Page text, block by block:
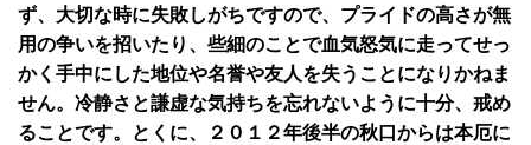
ず、大切な時に失敗しがちですので、プライドの高さが無
用の争いを招いたり、些細のことで血気怒気に走ってせっ
かく手中にした地位や名誉や友人を失うことになりかねま
せん。冷静さと謙虚な気持ちを忘れないように十分、戒め
ることです。とくに、２０１２年後半の秋口からは本厄に